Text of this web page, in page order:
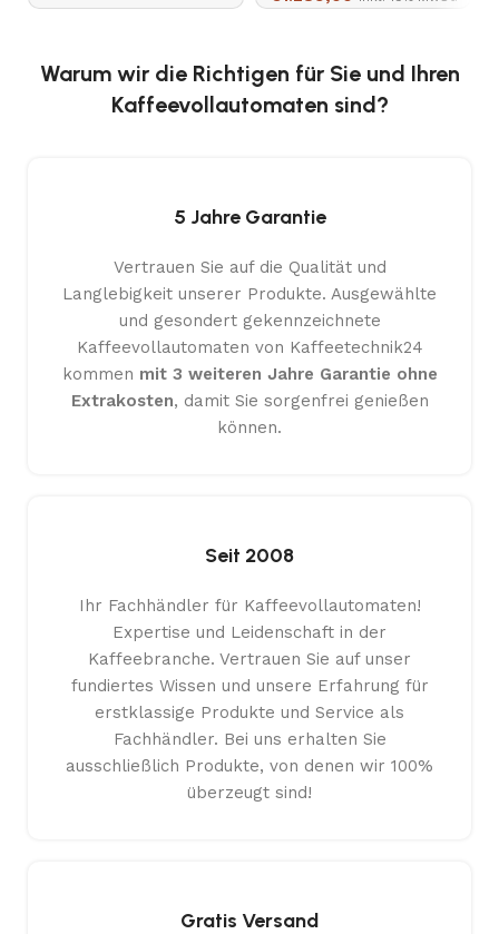
Warum wir die Richtigen für Sie und Ihren
Kaffeevollautomaten sind?
5 Jahre Garantie
Vertrauen Sie auf die Qualität und
Langlebigkeit unserer Produkte. Ausgewählte
und gesondert gekennzeichnete
Kaffeevollautomaten von Kaffeetechnik24
kommen mit 3 weiteren Jahre Garantie ohne
Extrakosten, damit Sie sorgenfrei genießen
können.
Seit 2008
Ihr Fachhändler für Kaffeevollautomaten!
Expertise und Leidenschaft in der
Kaffeebranche. Vertrauen Sie auf unser
fundiertes Wissen und unsere Erfahrung für
erstklassige Produkte und Service als
Fachhändler. Bei uns erhalten Sie
ausschließlich Produkte, von denen wir 100%
überzeugt sind!
Gratis Versand